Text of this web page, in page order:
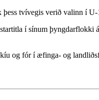
tvívegis verið valinn í
í sínum
og fór í æfinga- og